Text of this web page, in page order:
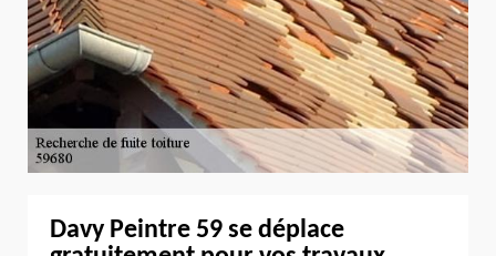
Davy Peintre 59 se déplace